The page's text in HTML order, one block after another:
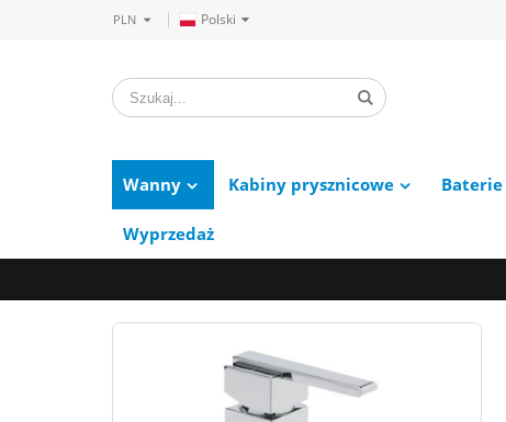
PLN Polski
Wanny Kabiny prysznicowe Baterie
Wyprzedaż